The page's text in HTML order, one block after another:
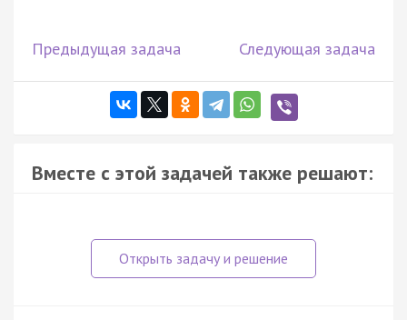
Предыдущая задача Следующая задача
Вместе с этой задачей также решают: